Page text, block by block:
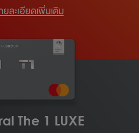
ละเอียดเพิ่มเติม
The 1 LUXE